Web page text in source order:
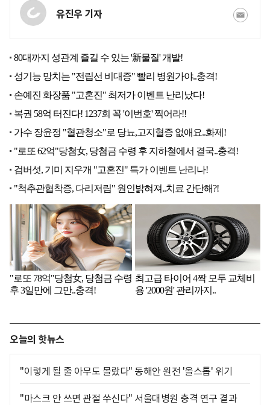
유진우 기자
오늘의 핫뉴스
"이렇게 될 줄 아무도 몰랐다" 동해안 원전 '올스톱' 위기
"마스크 안 쓰면 관절 쑤신다" 서울대병원 충격 연구 결과